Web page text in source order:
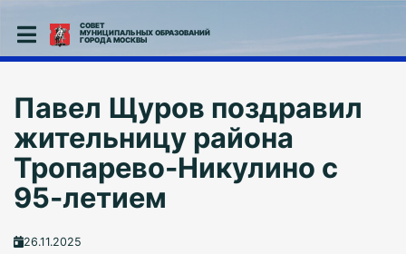
СОВЕТ
МУНИЦИПАЛЬНЫХ ОБРАЗОВАНИЙ
ГОРОДА МОСКВЫ
Павел Щуров поздравил
жительницу района
Тропарево-Никулино с
95-летием
26.11.2025